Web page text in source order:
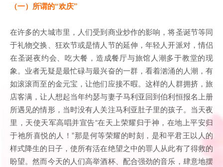
（一）所谓的“欢庆”
在许多的大城市里，人们受到商业炒作的影响，将圣诞节等同
于礼物交换、狂欢节或是情人节的延伸，年轻人开派对，情侣
在圣诞夜约会、吃大餐，造成餐厅与旅馆人潮多于教堂的现
象。业者无疑是最忙碌与最兴奋的一群，看着汹涌的人潮，有
如滚滚而至的金元宝，让他们应接不暇。这样的人群拥挤，旅
店客满，让人想起当年约瑟与妻子马利亚回到伯利恒报名上册
所遇见的情形，当时没有人关注马利亚肚子里的孩子。当天夜
里，天使天军高唱并宣告“在天上荣耀归于神，在地上平安归
于祂所喜悦的人！”那是何等荣耀的时刻，是和平君王以人的
样式降生的日子，使所有活在绝望之中的罪人从此有了得救的
盼望。然而今天的人们高举酒杯、配合强劲的音乐，肆意地摆